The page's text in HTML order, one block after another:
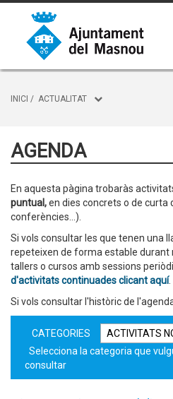
INICI / ACTUALITAT
AGENDA
En aquesta pàgina trobaràs
puntual,en dies concrets o de curta
conferències...).
Si vols consultar les que tenen una
repeteixen de forma estable durant
tallers o cursos amb sessions
d'activitats continuades clicant aquí.
Si vols consultar l'històric de
CATEGORIES
Selecciona la categoria que
consultar